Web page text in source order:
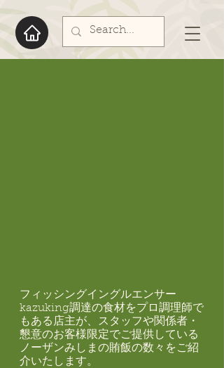
​フィッシングイングルエンサー
kazuking調達の食材をプロ調理師で
もある店主が、スタッフや関係者・
懇意のお客様限定でご提供している
ノーザンみしまの賄飯の数々をご紹
介いたします。